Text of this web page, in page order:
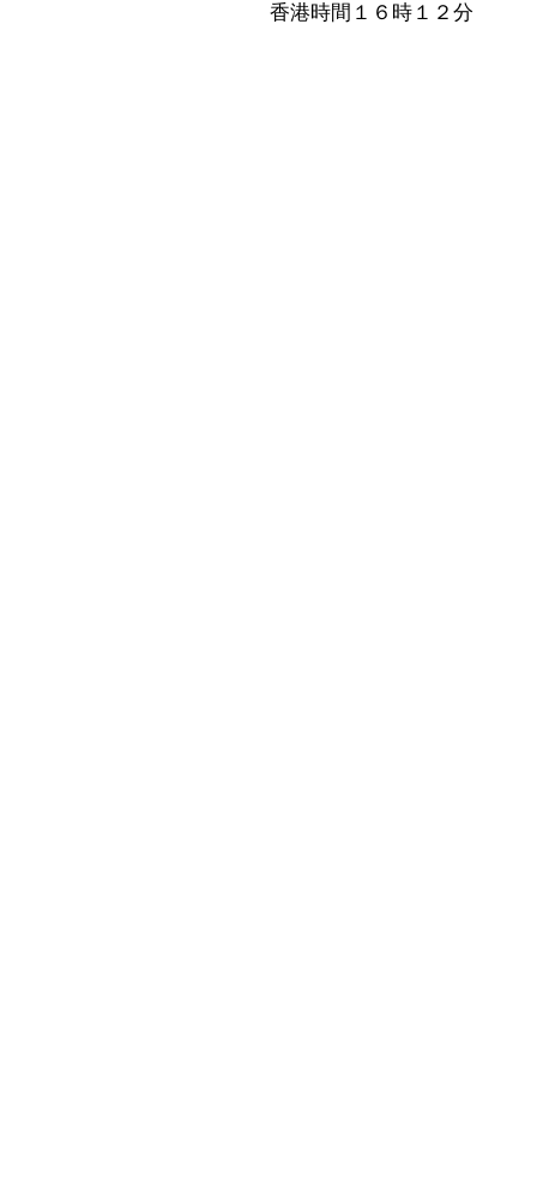
香港時間１６時１２分